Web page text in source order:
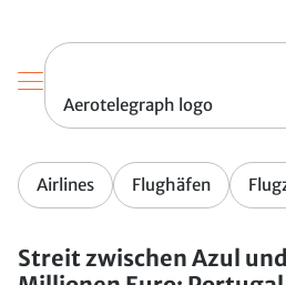
Aerotelegraph logo
Airlines Flughäfen
Streit zwischen Azul